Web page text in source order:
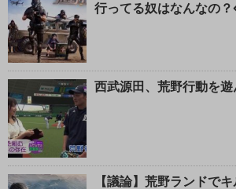
行ってる奴はなんなの
西武源田、荒野行動を
【議論】荒野ランドで